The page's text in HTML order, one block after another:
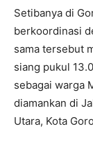
​Setibanya di
berkoordinasi
sama tersebut
siang pukul
sebagai warga
diamankan di
Utara, Kota